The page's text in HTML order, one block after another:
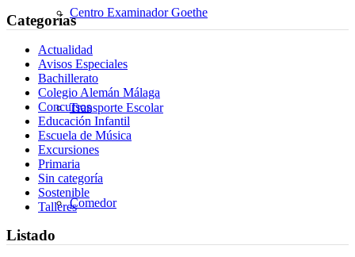
Centro Examinador Goethe
Transporte Escolar
Comedor
Categorías
Actualidad
Avisos Especiales
Bachillerato
Colegio Alemán Málaga
Concursos
Educación Infantil
Escuela de Música
Excursiones
Primaria
Sin categoría
Sostenible
Talleres
Listado